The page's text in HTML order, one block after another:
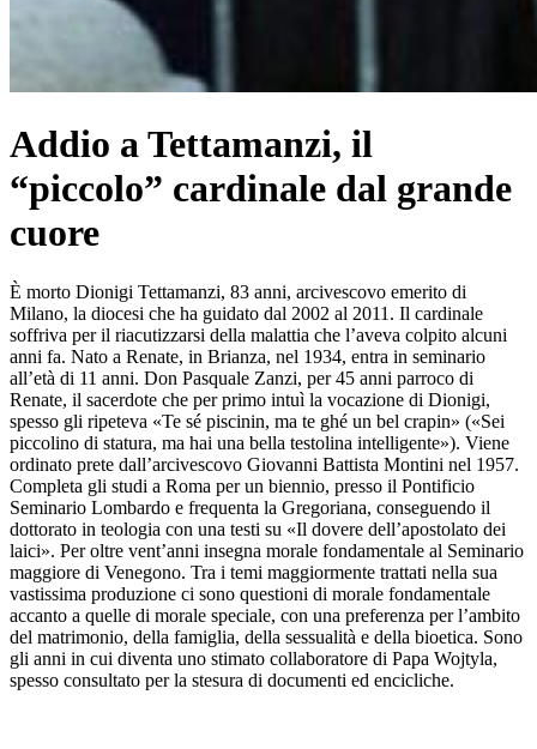
Addio a Tettamanzi, il
“piccolo” cardinale dal grande
cuore
È morto Dionigi Tettamanzi, 83 anni, arcivescovo emerito di
Milano, la diocesi che ha guidato dal 2002 al 2011. Il cardinale
soffriva per il riacutizzarsi della malattia che l’aveva colpito alcuni
anni fa. Nato a Renate, in Brianza, nel 1934, entra in seminario
all’età di 11 anni. Don Pasquale Zanzi, per 45 anni parroco di
Renate, il sacerdote che per primo intuì la vocazione di Dionigi,
spesso gli ripeteva «Te sé piscinin, ma te ghé un bel crapin» («Sei
piccolino di statura, ma hai una bella testolina intelligente»). Viene
ordinato prete dall’arcivescovo Giovanni Battista Montini nel 1957.
Completa gli studi a Roma per un biennio, presso il Pontificio
Seminario Lombardo e frequenta la Gregoriana, conseguendo il
dottorato in teologia con una testi su «Il dovere dell’apostolato dei
laici». Per oltre vent’anni insegna morale fondamentale al Seminario
maggiore di Venegono. Tra i temi maggiormente trattati nella sua
vastissima produzione ci sono questioni di morale fondamentale
accanto a quelle di morale speciale, con una preferenza per l’ambito
del matrimonio, della famiglia, della sessualità e della bioetica. Sono
gli anni in cui diventa uno stimato collaboratore di Papa Wojtyla,
spesso consultato per la stesura di documenti ed encicliche.